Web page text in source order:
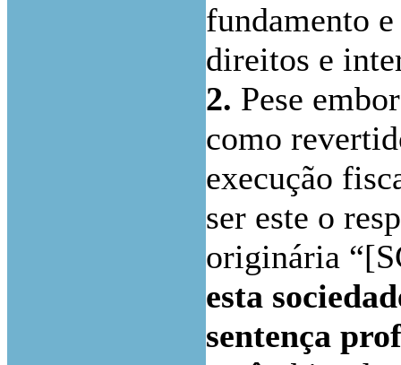
fundamento
direitos e
2. Pese
como
execução
ser este o
originária
esta
sentença